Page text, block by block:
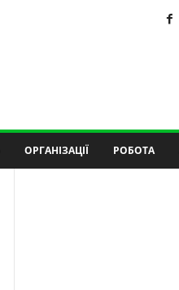
ОРГАНІЗАЦІЇ РОБОТА